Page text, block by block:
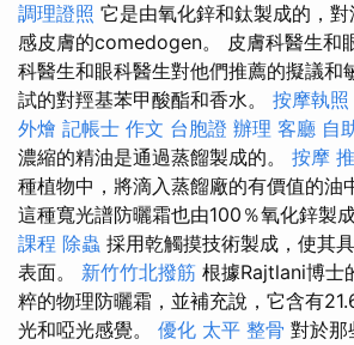
調理證照 它是由氧化鋅和鈦製成的，
感皮膚的comedogen。 皮膚科醫生和
科醫生和眼科醫生對他們推薦的擬議和
試的對羥基苯甲酸酯和香水。 按摩執照
外燴 記帳士 作文 台胞證 辦理 客廳 自
濃縮的精油是通過蒸餾製成的。 按摩
種植物中，將滴入蒸餾廠的有價值的油
這種寬光譜防曬霜也由100％氧化鋅製
課程 除蟲 採用乾觸摸技術製成，使其
表面。 新竹竹北撥筋 根據Rajtlani博士
粹的物理防曬霜，並補充說，它含有
光和啞光感覺。 優化 太平 整骨 對於那